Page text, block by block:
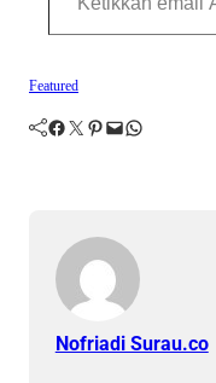
Featured
Facebook Twitter Pinterest Mail WhatsApp
Nofriadi Surau.co